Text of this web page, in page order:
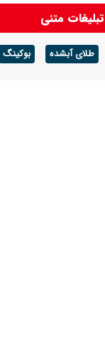
پاسخ قالیباف به ترامپ:
تعهدات خود عمل کنید
فشار خارجی در دولت
تبلیغات متنی
طلای آبشده بوکینگ